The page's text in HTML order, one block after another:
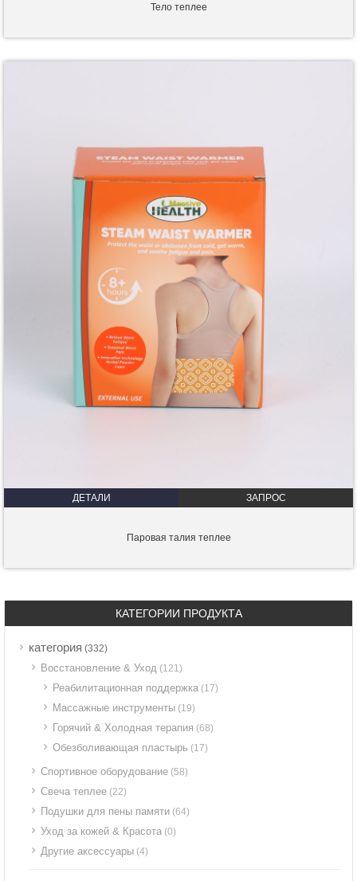
Тело теплее
ДЕТАЛИ ЗАПРОС
Паровая талия теплее
КАТЕГОРИИ ПРОДУКТА
категория (332)
Восстановление & Уход (121)
Реабилитационная поддержка (17)
Массажные инструменты (19)
Горячий & Холодная терапия (68)
Обезболивающая пластырь (17)
Спортивное оборудование (58)
Свеча теплее (22)
Подушки для пены памяти (64)
Уход за кожей & Красота (0)
Другие аксессуары (4)